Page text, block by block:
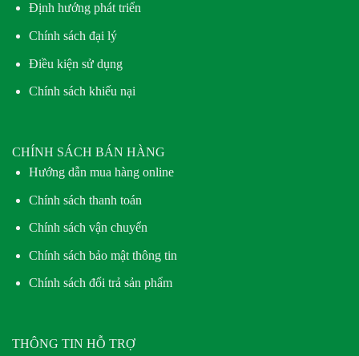
Định hướng phát triển
Chính sách đại lý
Điều kiện sử dụng
Chính sách khiếu nại
CHÍNH SÁCH BÁN HÀNG
Hướng dẫn mua hàng online
Chính sách thanh toán
Chính sách vận chuyển
Chính sách bảo mật thông tin
Chính sách đổi trả sản phẩm
THÔNG TIN HỖ TRỢ